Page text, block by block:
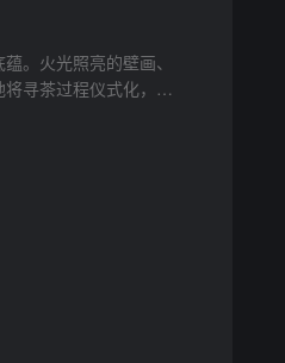
。火光照亮的壁画、
寻茶过程仪式化，从